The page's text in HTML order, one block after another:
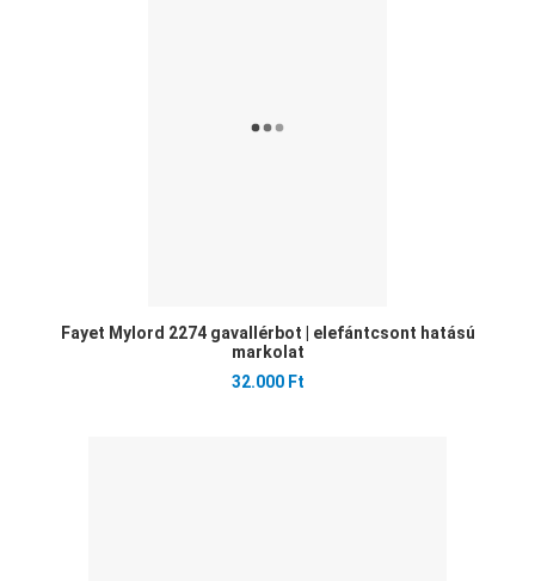
Fayet Mylord 2274 gavallérbot | elefántcsont hatású
markolat
32.000 Ft